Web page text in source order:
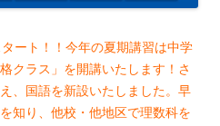
ート！！今年の夏期講習は中学
クラス」を開講いたします！さ
、国語を新設いたしました。早
知り、他校・他地区で理数科を